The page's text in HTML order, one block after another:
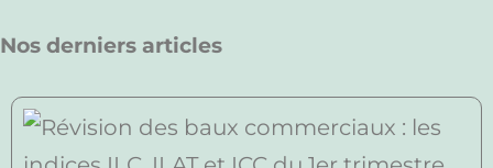
Nos derniers articles